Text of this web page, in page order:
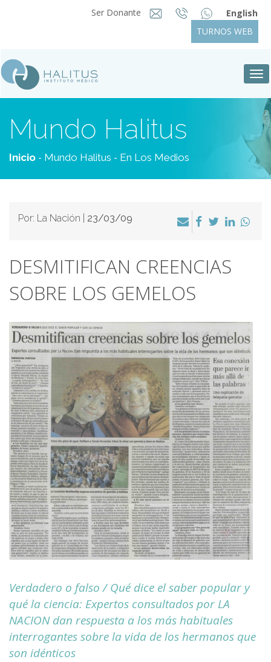
Ser Donante
English
TURNOS WEB
Mundo Halitus
Inicio - Mundo Halitus - En Los Medios
Por: La Nación | 23/03/09
DESMITIFICAN CREENCIAS
SOBRE LOS GEMELOS
Verdadero o falso / Qué dice el saber popular y
qué la ciencia: Expertos consultados por LA
NACION dan respuesta a los más habituales
interrogantes sobre la vida de los hermanos que
son idénticos